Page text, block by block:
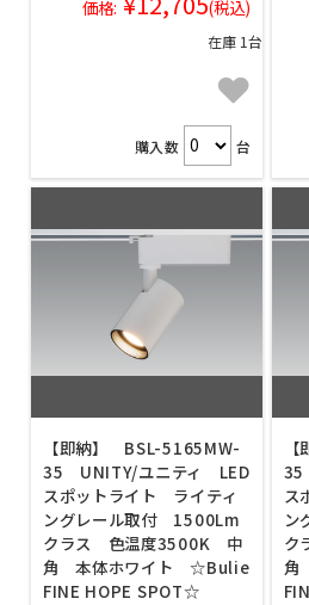
価格: (税込)
在庫 1台
購入数 台
【即納】 BSL-5165MW-
35 UNITY/ユニティ LED
スポットライト ライティ
ングレール取付 1500Lm
クラス 色温度3500K 中
角 本体ホワイト ☆Bulie
FINE HOPE SPOT☆
ス
ン
ク
角